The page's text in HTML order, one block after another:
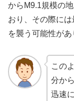
からM9.1規模の
おり、その際に
を襲う可能性があ
この
分か
迅速